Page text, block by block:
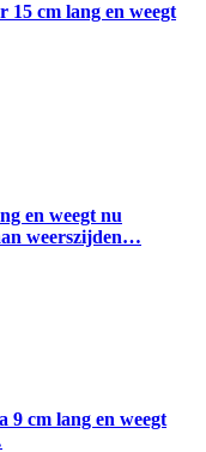
15 cm lang en weegt
en weegt nu
weerszijden…
9 cm lang en weegt